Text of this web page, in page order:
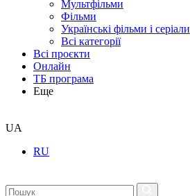
Мультфільми
Фільми
Українські фільми і серіали
Всі категорії
Всі проєкти
Онлайн
ТБ програма
Еще
UA
RU